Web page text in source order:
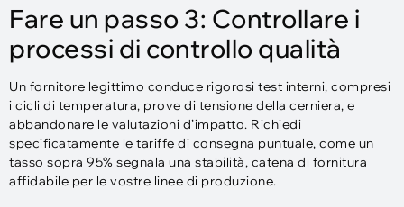
Fare un passo 3: Controllare i
processi di controllo qualità
Un fornitore legittimo conduce rigorosi test interni, compresi
i cicli di temperatura, prove di tensione della cerniera, e
abbandonare le valutazioni d’impatto. Richiedi
specificatamente le tariffe di consegna puntuale, come un
tasso sopra 95% segnala una stabilità, catena di fornitura
affidabile per le vostre linee di produzione.